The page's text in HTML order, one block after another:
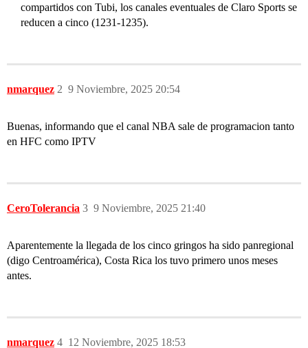
compartidos con Tubi, los canales eventuales de Claro Sports se
reducen a cinco (1231-1235).
nmarquez 9 Noviembre, 2025 20:54
2
Buenas, informando que el canal NBA sale de programacion tanto
en HFC como IPTV
CeroTolerancia 9 Noviembre, 2025 21:40
3
Aparentemente la llegada de los cinco gringos ha sido panregional
(digo Centroamérica), Costa Rica los tuvo primero unos meses
antes.
nmarquez 12 Noviembre, 2025 18:53
4